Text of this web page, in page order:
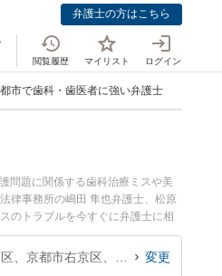
弁護士の方はこちら
閲覧履歴 マイリスト ログイン
市で歯科・歯医者に強い弁護士
問題に関係する歯科治療ミスや美
律事務所の嶋田 隼也弁護士、松原
のトラブルを今すぐに弁護士に相
の弁護士に相談予約したい』などで
変更